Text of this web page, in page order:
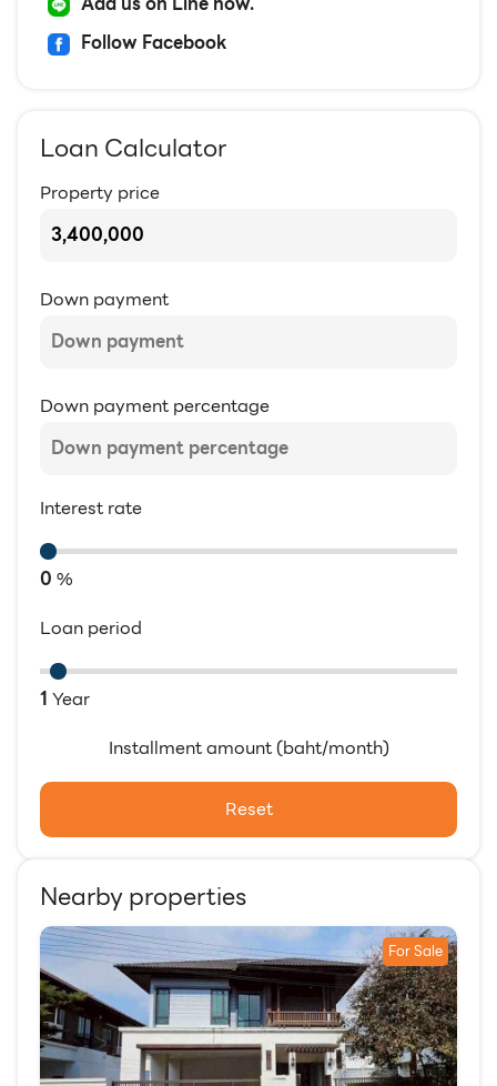
Follow Facebook
Loan Calculator
Property price
Down payment
Down payment percentage
Interest rate
0 %
Loan period
1 Year
Installment amount (baht/month)
Reset
Nearby properties
For Sale